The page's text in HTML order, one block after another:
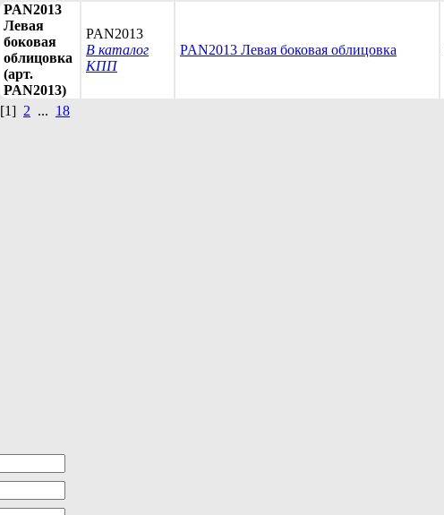
PAN2013
Левая
боковая
облицовка
(арт.
PAN2013)
PAN2013
В каталог
КПП
PAN2013 Левая боковая облицовка
[1] 2 ... 18